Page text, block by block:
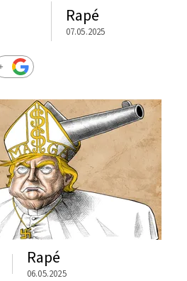
Rapé
07.05.2025
Rapé
06.05.2025